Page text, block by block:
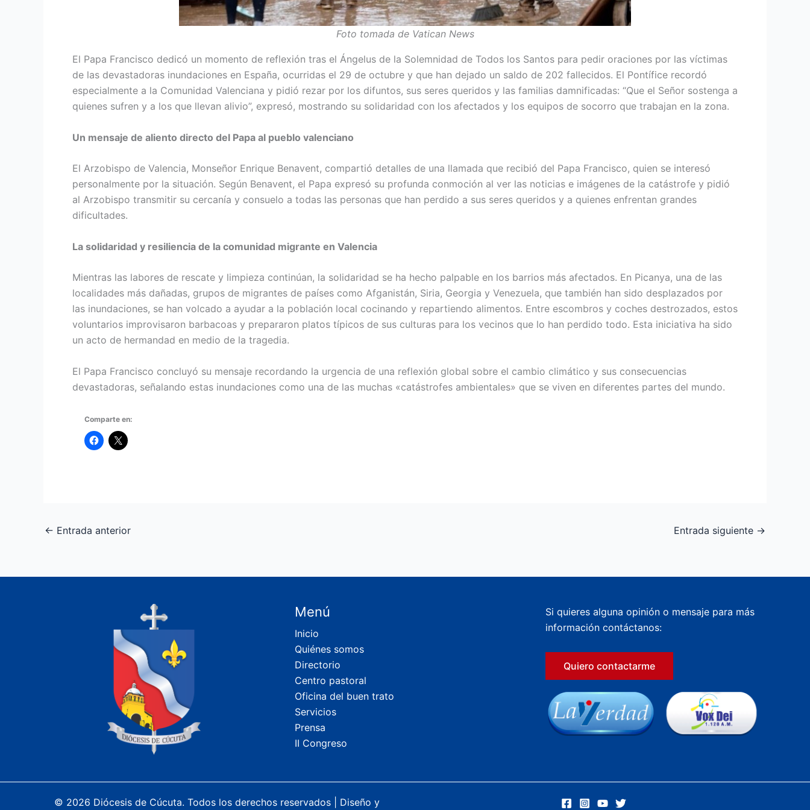
Foto tomada de Vatican News
El Papa Francisco dedicó un momento de reflexión tras el Ángelus de la Solemnidad de Todos los Santos para pedir oraciones por las víctimas
de las devastadoras inundaciones en España, ocurridas el 29 de octubre y que han dejado un saldo de 202 fallecidos. El Pontífice recordó
especialmente a la Comunidad Valenciana y pidió rezar por los difuntos, sus seres queridos y las familias damnificadas: “Que el Señor sostenga a
quienes sufren y a los que llevan alivio”, expresó, mostrando su solidaridad con los afectados y los equipos de socorro que trabajan en la zona.
Un mensaje de aliento directo del Papa al pueblo valenciano
El Arzobispo de Valencia, Monseñor Enrique Benavent, compartió detalles de una llamada que recibió del Papa Francisco, quien se interesó
personalmente por la situación. Según Benavent, el Papa expresó su profunda conmoción al ver las noticias e imágenes de la catástrofe y pidió
al Arzobispo transmitir su cercanía y consuelo a todas las personas que han perdido a sus seres queridos y a quienes enfrentan grandes
dificultades.
La solidaridad y resiliencia de la comunidad migrante en Valencia
Mientras las labores de rescate y limpieza continúan, la solidaridad se ha hecho palpable en los barrios más afectados. En Picanya, una de las
localidades más dañadas, grupos de migrantes de países como Afganistán, Siria, Georgia y Venezuela, que también han sido desplazados por
las inundaciones, se han volcado a ayudar a la población local cocinando y repartiendo alimentos. Entre escombros y coches destrozados, estos
voluntarios improvisaron barbacoas y prepararon platos típicos de sus culturas para los vecinos que lo han perdido todo. Esta iniciativa ha sido
un acto de hermandad en medio de la tragedia.
El Papa Francisco concluyó su mensaje recordando la urgencia de una reflexión global sobre el cambio climático y sus consecuencias
devastadoras, señalando estas inundaciones como una de las muchas «catástrofes ambientales» que se viven en diferentes partes del mundo.
Comparte en:
← Entrada anterior Entrada siguiente →
Menú
Inicio
Quiénes somos
Directorio
Centro pastoral
Oficina del buen trato
Servicios
Prensa
II Congreso
Si quieres alguna opinión o mensaje para más
información contáctanos:
Quiero contactarme
© 2026 Diócesis de Cúcuta. Todos los derechos reservados | Diseño y